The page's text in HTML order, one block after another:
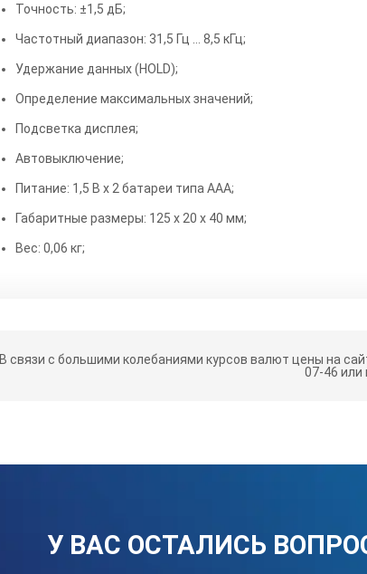
Точность: ±1,5 дБ;
Частотный диапазон: 31,5 Гц … 8,5 кГц;
Удержание данных (HOLD);
Определение максимальных значений;
Подсветка дисплея;
Автовыключение;
Питание: 1,5 В х 2 батареи типа ААА;
Габаритные размеры: 125 х 20 х 40 мм;
Вес: 0,06 кг;
В связи с большими колебаниями курсов валют цены на
07-46 или
У ВАС ОСТАЛИСЬ